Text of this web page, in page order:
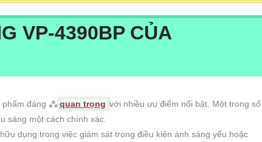
VP-4390BP CỦA
phẩm đáng ⁂quan trọng với nhiều ưu điểm nổi bật. Một trong số
sáng một cách chính xác.
dụng trong việc giám sát trong điều kiện ánh sáng yếu hoặc